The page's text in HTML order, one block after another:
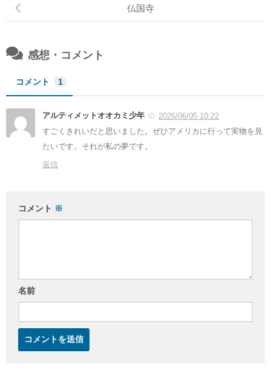
仏国寺
感想・コメント
コメント 1
アルティメットオオカミ少年
2026/06/05 10:22
すごくきれいだと思いました。ぜひアメリカに行って実物を見
たいです。それが私の夢です。
返信
コメント ※
名前